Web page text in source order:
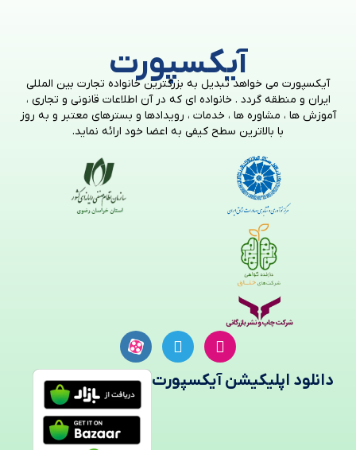
آیکسپورت
آیکسپورت می خواهد تبدیل به بزرگترین خانواده تجارت بین المللی
ایران و منطقه گردد . خانواده ای که در آن اطلاعات قانونی و تجاری ،
آموزش ها ، مشاوره ها ، خدمات ، رویدادها و بسترهای معتبر و به روز
با بالاترین سطح کیفی به اعضا خود ارائه نماید.
دانلود اپلیکیشن آیکسپورت